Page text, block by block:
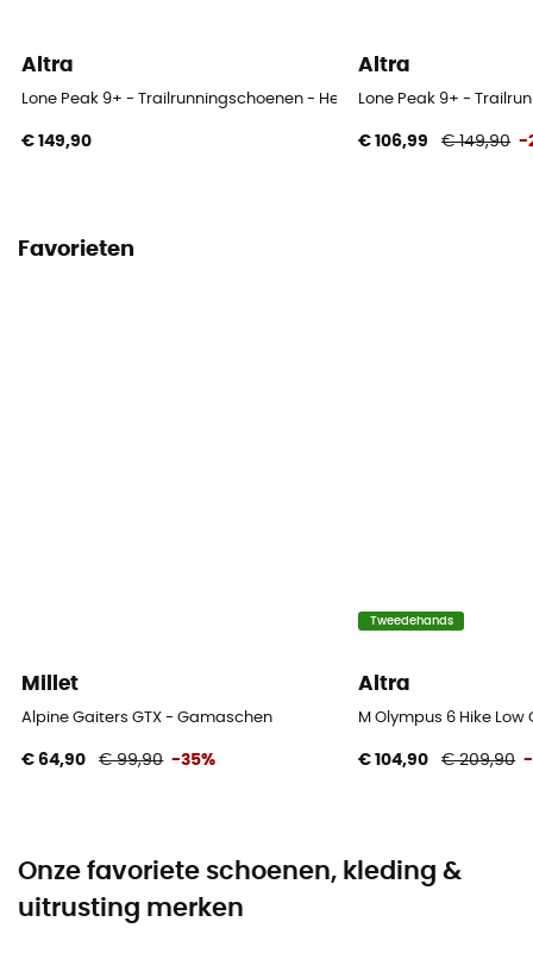
Altra
Lone Peak 9+ - Trailrunningschoenen - Heren
€ 149,90
Altra
Lone Peak 9+ -
€ 106,99 € 149,90 -
Favorieten
Millet
Alpine Gaiters GTX - Gamaschen
€ 64,90 € 99,90 -35%
Tweedehands
Altra
M Olympus 6 Hike
€ 104,90 € 209,90 -
Onze favoriete schoenen, kleding &
uitrusting merken